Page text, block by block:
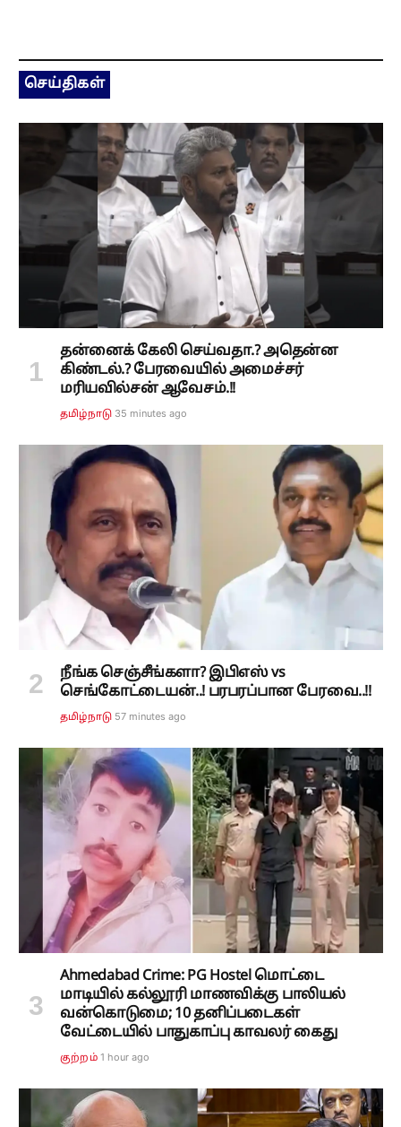
செய்திகள்
தன்னைக் கேலி செய்வதா.? அதென்ன
கிண்டல்.? பேரவையில் அமைச்சர்
மரியவில்சன் ஆவேசம்.!!
தமிழ்நாடு 35 minutes ago
நீங்க செஞ்சீங்களா? இபிஎஸ் vs
செங்கோட்டையன்..! பரபரப்பான பேரவை..!!
தமிழ்நாடு 57 minutes ago
Ahmedabad Crime: PG Hostel மொட்டை
மாடியில் கல்லூரி மாணவிக்கு பாலியல்
வன்கொடுமை; 10 தனிப்படைகள்
வேட்டையில் பாதுகாப்பு காவலர் கைது
குற்றம் 1 hour ago